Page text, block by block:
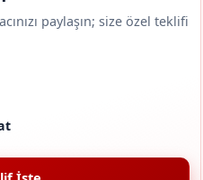
paylaşın; size özel teklifi